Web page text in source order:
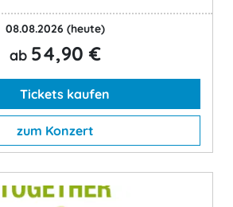
08.08.2026 (heute)
ab 54,90 €
Tickets kaufen
zum Konzert